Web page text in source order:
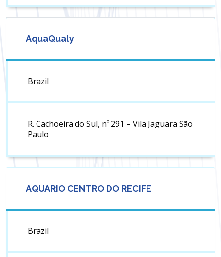
AquaQualy
Brazil
R. Cachoeira do Sul, nº 291 – Vila Jaguara São
Paulo
AQUARIO CENTRO DO RECIFE
Brazil